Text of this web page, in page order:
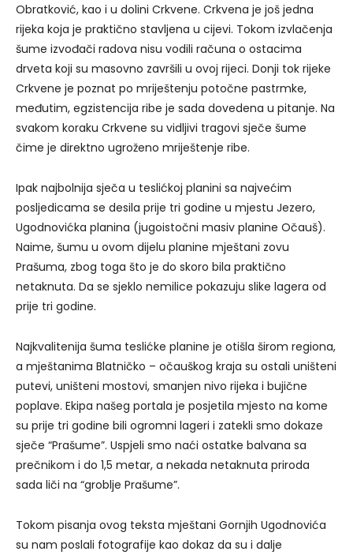
Obratković, kao i u dolini Crkvene. Crkvena je još jedna
rijeka koja je praktično stavljena u cijevi. Tokom izvlačenja
šume izvođači radova nisu vodili računa o ostacima
drveta koji su masovno završili u ovoj rijeci. Donji tok rijeke
Crkvene je poznat po mriještenju potočne pastrmke,
međutim, egzistencija ribe je sada dovedena u pitanje. Na
svakom koraku Crkvene su vidljivi tragovi sječe šume
čime je direktno ugroženo mriještenje ribe.
Ipak najbolnija sječa u teslićkoj planini sa najvećim
posljedicama se desila prije tri godine u mjestu Jezero,
Ugodnovićka planina (jugoistočni masiv planine Očauš).
Naime, šumu u ovom dijelu planine mještani zovu
Prašuma, zbog toga što je do skoro bila praktično
netaknuta. Da se sjeklo nemilice pokazuju slike lagera od
prije tri godine.
Najkvalitenija šuma teslićke planine je otišla širom regiona,
a mještanima Blatničko – očauškog kraja su ostali uništeni
putevi, uništeni mostovi, smanjen nivo rijeka i bujične
poplave. Ekipa našeg portala je posjetila mjesto na kome
su prije tri godine bili ogromni lageri i zatekli smo dokaze
sječe “Prašume”. Uspjeli smo naći ostatke balvana sa
prečnikom i do 1,5 metar, a nekada netaknuta priroda
sada liči na “groblje Prašume”.
Tokom pisanja ovog teksta mještani Gornjih Ugodnovića
su nam poslali fotografije kao dokaz da su i dalje